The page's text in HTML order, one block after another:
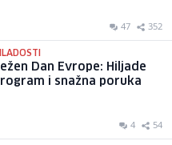
47 352
Dan Evrope: Hiljade
i snažna poruka
4 54